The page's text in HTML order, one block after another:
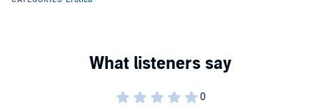
©2021 LUST (P)2021 LUST